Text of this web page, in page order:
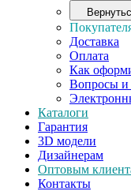
Доставка
Оплата
Как
Вопросы и
Каталоги
Гарантия
3D модели
Дизайнерам
Оптовым
Контакты